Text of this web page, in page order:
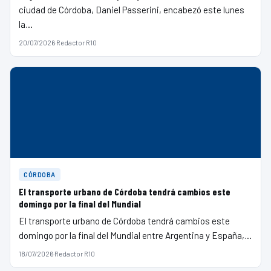
ciudad de Córdoba, Daniel Passerini, encabezó este lunes
la…
20/07/2026·Redactor R10
CÓRDOBA
El transporte urbano de Córdoba tendrá cambios este
domingo por la final del Mundial
El transporte urbano de Córdoba tendrá cambios este
domingo por la final del Mundial entre Argentina y España,…
18/07/2026·Redactor R10